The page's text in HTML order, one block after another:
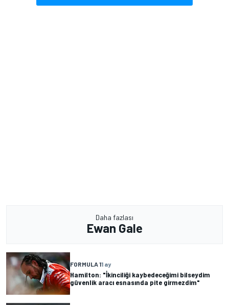
Daha fazlası
Ewan Gale
FORMULA 11 ay
Hamilton: "İkinciliği kaybedeceğimi bilseydim
güvenlik aracı esnasında pite girmezdim"